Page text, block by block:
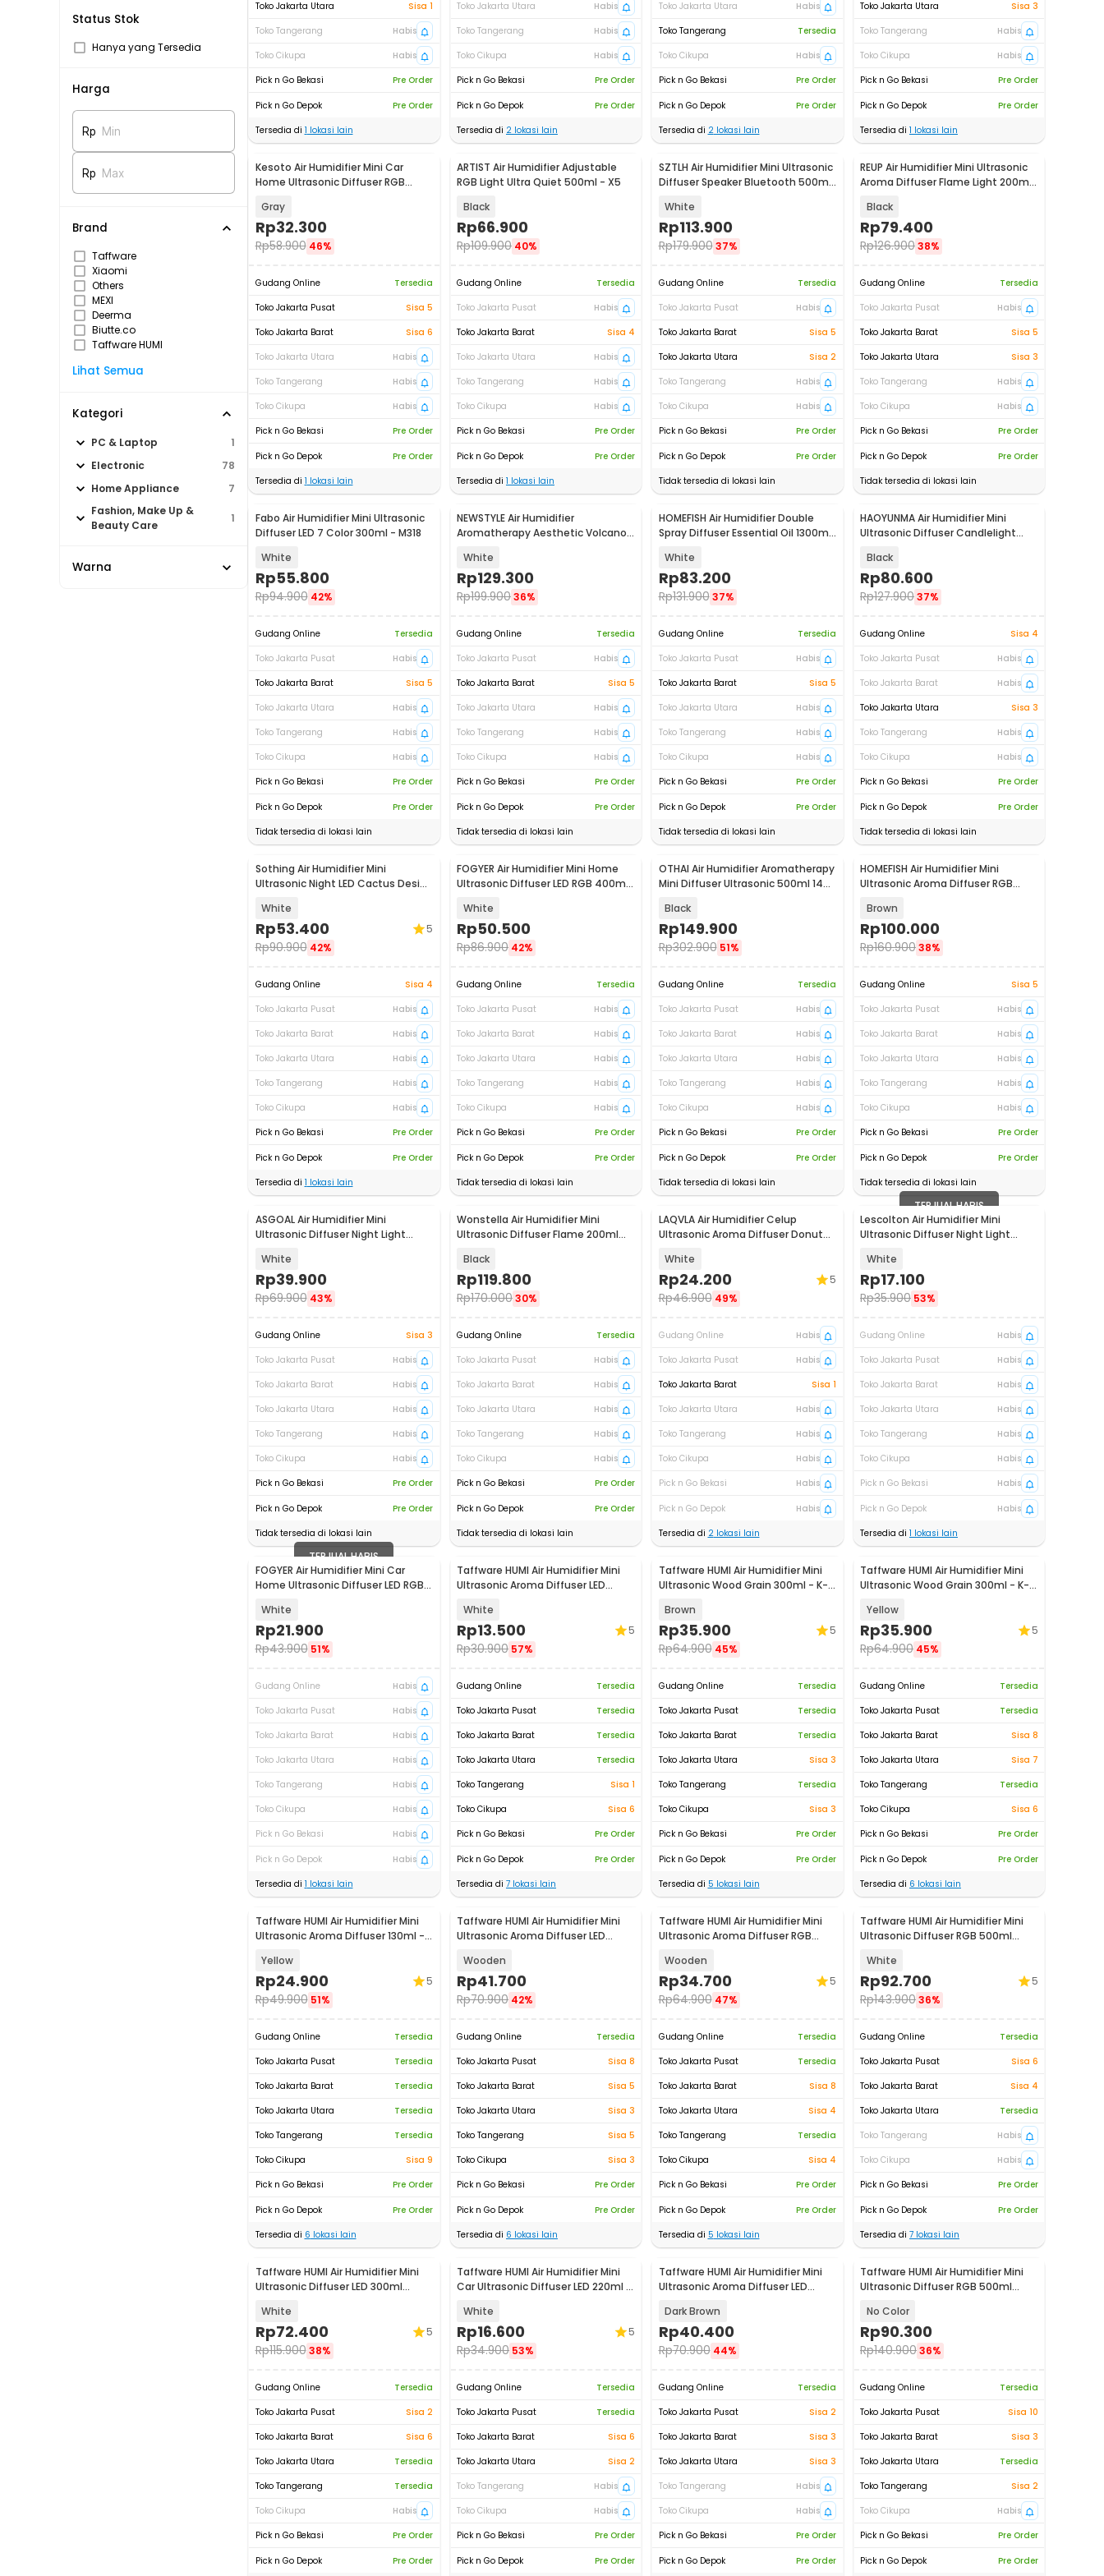
Status Stok
Hanya yang Tersedia
Harga
Rp Min
Rp Max
Brand
Taffware
Xiaomi
Others
MEXI
Deerma
Biutte.co
Taffware HUMI
Lihat Semua
Kategori
PC & Laptop
1
Electronic
78
Home Appliance
7
Fashion, Make Up &
Beauty Care
1
Warna
Toko Jakarta Utara
Sisa 1
Toko Tangerang
Habis
Toko Cikupa
Habis
Pick n Go Bekasi
Pre Order
Pick n Go Depok
Pre Order
Tersedia di 1 lokasi lain
Toko Jakarta Utara
Habis
Toko Tangerang
Habis
Toko Cikupa
Habis
Pick n Go Bekasi
Pre Order
Pick n Go Depok
Pre Order
Tersedia di 2 lokasi lain
Toko Jakarta Utara
Habis
Toko Tangerang
Tersedia
Toko Cikupa
Habis
Pick n Go Bekasi
Pre Order
Pick n Go Depok
Pre Order
Tersedia di 2lokasi lain
Toko Jakarta Utara
Sisa 3
Toko Tangerang
Habis
Toko Cikupa
Habis
Pick n Go Bekasi
Pre Order
Pick n Go Depok
Pre Order
Tersedia di 1 lokasi lain
Kesoto Air Humidifier Mini Car
Home Ultrasonic Diffuser RGB
Gray
Rp32.300
Rp58.900 46%
Gudang Online
Tersedia
Toko Jakarta Pusat
Sisa 5
Toko Jakarta Barat
Sisa 6
Toko Jakarta Utara
Habis
Toko Tangerang
Habis
Toko Cikupa
Habis
Pick n Go Bekasi
Pre Order
Pick n Go Depok
Pre Order
Tersedia di 1 lokasi lain
ARTIST Air Humidifier Adjustable
RGB Light Ultra Quiet 500ml - X5
Black
Rp66.900
Rp109.900 40%
Gudang Online
Tersedia
Toko Jakarta Pusat
Habis
Toko Jakarta Barat
Sisa 4
Toko Jakarta Utara
Habis
Toko Tangerang
Habis
Toko Cikupa
Habis
Pick n Go Bekasi
Pre Order
Pick n Go Depok
Pre Order
Tersedia di 1 lokasi lain
SZTLH Air Humidifier Mini Ultrasonic
Diffuser Speaker Bluetooth 500ml
White
Rp113.900
Rp179.900 37%
Gudang Online
Tersedia
Toko Jakarta Pusat
Habis
Toko Jakarta Barat
Sisa 5
Toko Jakarta Utara
Sisa 2
Toko Tangerang
Habis
Toko Cikupa
Habis
Pick n Go Bekasi
Pre Order
Pick n Go Depok
Pre Order
Tidak tersedia di lokasi lain
REUP Air Humidifier Mini Ultrasonic
Aroma Diffuser Flame Light 200ml
Black
Rp79.400
Rp126.90038%
Gudang Online
Tersedia
Toko Jakarta Pusat
Habis
Toko Jakarta Barat
Sisa 5
Toko Jakarta Utara
Sisa 3
Toko Tangerang
Habis
Toko Cikupa
Habis
Pick n Go Bekasi
Pre Order
Pick n Go Depok
Pre Order
Tidak tersedia di lokasi lain
Baru
Fabo Air Humidifier Mini Ultrasonic
Diffuser LED 7 Color 300ml - M318
White
Rp55.800
Rp94.900 42%
Gudang Online
Tersedia
Toko Jakarta Pusat
Habis
Toko Jakarta Barat
Sisa 5
Toko Jakarta Utara
Habis
Toko Tangerang
Habis
Toko Cikupa
Habis
Pick n Go Bekasi
Pre Order
Pick n Go Depok
Pre Order
Tidak tersedia di lokasi lain
NEWSTYLE Air Humidifier
Aromatherapy Aesthetic Volcano
White
Rp129.300
Rp199.90036%
Gudang Online
Tersedia
Toko Jakarta Pusat
Habis
Toko Jakarta Barat
Sisa 5
Toko Jakarta Utara
Habis
Toko Tangerang
Habis
Toko Cikupa
Habis
Pick n Go Bekasi
Pre Order
Pick n Go Depok
Pre Order
Tidak tersedia di lokasi lain
HOMEFISH Air Humidifier Double
Spray Diffuser Essential Oil 1300ml
White
Rp83.200
Rp131.900 37%
Gudang Online
Tersedia
Toko Jakarta Pusat
Habis
Toko Jakarta Barat
Sisa 5
Toko Jakarta Utara
Habis
Toko Tangerang
Habis
Toko Cikupa
Habis
Pick n Go Bekasi
Pre Order
Pick n Go Depok
Pre Order
Tidak tersedia di lokasi lain
HAOYUNMA Air Humidifier Mini
Ultrasonic Diffuser Candlelight
Black
Rp80.600
Rp127.90037%
Gudang Online
Sisa 4
Toko Jakarta Pusat
Habis
Toko Jakarta Barat
Habis
Toko Jakarta Utara
Sisa 3
Toko Tangerang
Habis
Toko Cikupa
Habis
Pick n Go Bekasi
Pre Order
Pick n Go Depok
Pre Order
Tidak tersedia di lokasi lain
Sothing Air Humidifier Mini
Ultrasonic Night LED Cactus Design
White
Rp53.400
Rp90.900 42%
5
Gudang Online
Sisa 4
Toko Jakarta Pusat
Habis
Toko Jakarta Barat
Habis
Toko Jakarta Utara
Habis
Toko Tangerang
Habis
Toko Cikupa
Habis
Pick n Go Bekasi
Pre Order
Pick n Go Depok
Pre Order
Tersedia di 1 lokasi lain
FOGYER Air Humidifier Mini Home
Ultrasonic Diffuser LED RGB 400ml
White
Rp50.500
Rp86.900 42%
Gudang Online
Tersedia
Toko Jakarta Pusat
Habis
Toko Jakarta Barat
Habis
Toko Jakarta Utara
Habis
Toko Tangerang
Habis
Toko Cikupa
Habis
Pick n Go Bekasi
Pre Order
Pick n Go Depok
Pre Order
Tidak tersedia di lokasi lain
OTHAI Air Humidifier Aromatherapy
Mini Diffuser Ultrasonic 500ml 14W
Black
Rp149.900
Rp302.900 51%
Gudang Online
Tersedia
Toko Jakarta Pusat
Habis
Toko Jakarta Barat
Habis
Toko Jakarta Utara
Habis
Toko Tangerang
Habis
Toko Cikupa
Habis
Pick n Go Bekasi
Pre Order
Pick n Go Depok
Pre Order
Tidak tersedia di lokasi lain
HOMEFISH Air Humidifier Mini
Ultrasonic Aroma Diffuser RGB
Brown
Rp100.000
Rp160.90038%
Gudang Online
Sisa 5
Toko Jakarta Pusat
Habis
Toko Jakarta Barat
Habis
Toko Jakarta Utara
Habis
Toko Tangerang
Habis
Toko Cikupa
Habis
Pick n Go Bekasi
Pre Order
Pick n Go Depok
Pre Order
Tidak tersedia di lokasi lain
ASGOAL Air Humidifier Mini
Ultrasonic Diffuser Night Light
White
Rp39.900
Rp69.900 43%
Gudang Online
Sisa 3
Toko Jakarta Pusat
Habis
Toko Jakarta Barat
Habis
Toko Jakarta Utara
Habis
Toko Tangerang
Habis
Toko Cikupa
Habis
Pick n Go Bekasi
Pre Order
Pick n Go Depok
Pre Order
Tidak tersedia di lokasi lain
Wonstella Air Humidifier Mini
Ultrasonic Diffuser Flame 200ml
Black
Rp119.800
Rp170.00030%
Gudang Online
Tersedia
Toko Jakarta Pusat
Habis
Toko Jakarta Barat
Habis
Toko Jakarta Utara
Habis
Toko Tangerang
Habis
Toko Cikupa
Habis
Pick n Go Bekasi
Pre Order
Pick n Go Depok
Pre Order
Tidak tersedia di lokasi lain
LAQVLA Air Humidifier Celup
Ultrasonic Aroma Diffuser Donut
White
Rp24.200
Rp46.900 49%
5
Gudang Online
Habis
Toko Jakarta Pusat
Habis
Toko Jakarta Barat
Sisa 1
Toko Jakarta Utara
Habis
Toko Tangerang
Habis
Toko Cikupa
Habis
Pick n Go Bekasi
Habis
Pick n Go Depok
Habis
Tersedia di 2lokasi lain
TERJUAL HABIS
Lescolton Air Humidifier Mini
Ultrasonic Diffuser Night Light
White
Rp17.100
Rp35.900 53%
Gudang Online
Habis
Toko Jakarta Pusat
Habis
Toko Jakarta Barat
Habis
Toko Jakarta Utara
Habis
Toko Tangerang
Habis
Toko Cikupa
Habis
Pick n Go Bekasi
Habis
Pick n Go Depok
Habis
Tersedia di 1 lokasi lain
TERJUAL HABIS
FOGYER Air Humidifier Mini Car
Home Ultrasonic Diffuser LED RGB
White
Rp21.900
Rp43.900 51%
Gudang Online
Habis
Toko Jakarta Pusat
Habis
Toko Jakarta Barat
Habis
Toko Jakarta Utara
Habis
Toko Tangerang
Habis
Toko Cikupa
Habis
Pick n Go Bekasi
Habis
Pick n Go Depok
Habis
Tersedia di 1 lokasi lain
Taffware HUMI Air Humidifier Mini
Ultrasonic Aroma Diffuser LED
White
Rp13.500
Rp30.900 57%
5
Gudang Online
Tersedia
Toko Jakarta Pusat
Tersedia
Toko Jakarta Barat
Tersedia
Toko Jakarta Utara
Tersedia
Toko Tangerang
Sisa 1
Toko Cikupa
Sisa 6
Pick n Go Bekasi
Pre Order
Pick n Go Depok
Pre Order
Tersedia di 7 lokasi lain
Taffware HUMI Air Humidifier Mini
Ultrasonic Wood Grain 300ml - K-
Brown
Rp35.900
Rp64.900 45%
5
Gudang Online
Tersedia
Toko Jakarta Pusat
Tersedia
Toko Jakarta Barat
Tersedia
Toko Jakarta Utara
Sisa 3
Toko Tangerang
Tersedia
Toko Cikupa
Sisa 3
Pick n Go Bekasi
Pre Order
Pick n Go Depok
Pre Order
Tersedia di 5 lokasi lain
Taffware HUMI Air Humidifier Mini
Ultrasonic Wood Grain 300ml - K-
Yellow
Rp35.900
Rp64.900 45%
5
Gudang Online
Tersedia
Toko Jakarta Pusat
Tersedia
Toko Jakarta Barat
Sisa 8
Toko Jakarta Utara
Sisa 7
Toko Tangerang
Tersedia
Toko Cikupa
Sisa 6
Pick n Go Bekasi
Pre Order
Pick n Go Depok
Pre Order
Tersedia di 6 lokasi lain
Taffware HUMI Air Humidifier Mini
Ultrasonic Aroma Diffuser 130ml -
Yellow
Rp24.900
Rp49.900 51%
5
Gudang Online
Tersedia
Toko Jakarta Pusat
Tersedia
Toko Jakarta Barat
Tersedia
Toko Jakarta Utara
Tersedia
Toko Tangerang
Tersedia
Toko Cikupa
Sisa 9
Pick n Go Bekasi
Pre Order
Pick n Go Depok
Pre Order
Tersedia di 6 lokasi lain
Taffware HUMI Air Humidifier Mini
Ultrasonic Aroma Diffuser LED
Wooden
Rp41.700
Rp70.900 42%
Gudang Online
Tersedia
Toko Jakarta Pusat
Sisa 8
Toko Jakarta Barat
Sisa 5
Toko Jakarta Utara
Sisa 3
Toko Tangerang
Sisa 5
Toko Cikupa
Sisa 3
Pick n Go Bekasi
Pre Order
Pick n Go Depok
Pre Order
Tersedia di 6 lokasi lain
Taffware HUMI Air Humidifier Mini
Ultrasonic Aroma Diffuser RGB
Wooden
Rp34.700
Rp64.900 47%
5
Gudang Online
Tersedia
Toko Jakarta Pusat
Tersedia
Toko Jakarta Barat
Sisa 8
Toko Jakarta Utara
Sisa 4
Toko Tangerang
Tersedia
Toko Cikupa
Sisa 4
Pick n Go Bekasi
Pre Order
Pick n Go Depok
Pre Order
Tersedia di 5 lokasi lain
Taffware HUMI Air Humidifier Mini
Ultrasonic Diffuser RGB 500ml
White
Rp92.700
Rp143.90036%
5
Gudang Online
Tersedia
Toko Jakarta Pusat
Sisa 6
Toko Jakarta Barat
Sisa 4
Toko Jakarta Utara
Tersedia
Toko Tangerang
Habis
Toko Cikupa
Habis
Pick n Go Bekasi
Pre Order
Pick n Go Depok
Pre Order
Tersedia di 7 lokasi lain
Taffware HUMI Air Humidifier Mini
Ultrasonic Diffuser LED 300ml
White
Rp72.400
Rp115.900 38%
5
Gudang Online
Tersedia
Toko Jakarta Pusat
Sisa 2
Toko Jakarta Barat
Sisa 6
Toko Jakarta Utara
Tersedia
Toko Tangerang
Tersedia
Toko Cikupa
Habis
Pick n Go Bekasi
Pre Order
Pick n Go Depok Pre Order
Taffware HUMI Air Humidifier Mini
Car Ultrasonic Diffuser LED 220ml -
White
Rp16.600
Rp34.900 53%
5
Gudang Online
Tersedia
Toko Jakarta Pusat
Tersedia
Toko Jakarta Barat
Sisa 6
Toko Jakarta Utara
Sisa 2
Toko Tangerang
Habis
Toko Cikupa
Habis
Pick n Go Bekasi
Pre Order
Pick n Go Depok Pre Order
Taffware HUMI Air Humidifier Mini
Ultrasonic Aroma Diffuser LED
Dark Brown
Rp40.400
Rp70.900 44%
Gudang Online
Tersedia
Toko Jakarta Pusat
Sisa 2
Toko Jakarta Barat
Sisa 3
Toko Jakarta Utara
Sisa 3
Toko Tangerang
Habis
Toko Cikupa
Habis
Pick n Go Bekasi
Pre Order
Pick n Go Depok Pre Order
Taffware HUMI Air Humidifier Mini
Ultrasonic Diffuser RGB 500ml
No Color
Rp90.300
Rp140.90036%
Gudang Online
Tersedia
Toko Jakarta Pusat
Sisa 10
Toko Jakarta Barat
Sisa 3
Toko Jakarta Utara
Tersedia
Toko Tangerang
Sisa 2
Toko Cikupa
Habis
Pick n Go Bekasi
Pre Order
Pick n Go Depok Pre Order